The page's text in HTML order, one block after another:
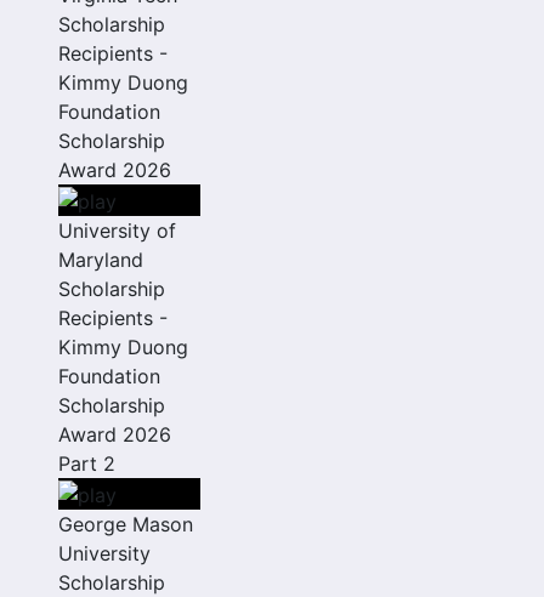
Scholarship
Recipients -
Kimmy Duong
Foundation
Scholarship
Award 2026
University of
Maryland
Scholarship
Recipients -
Kimmy Duong
Foundation
Scholarship
Award 2026
Part 2
George Mason
University
Scholarship